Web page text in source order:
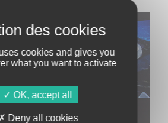
cookies and gives you
what you want to activate
OK, accept all
Deny all cookies